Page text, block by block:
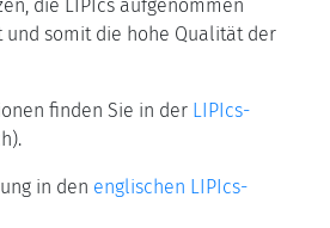
die LIPIcs aufgenommen
und somit die hohe Qualität der
finden Sie in der LIPIcs-
in den englischen LIPIcs-